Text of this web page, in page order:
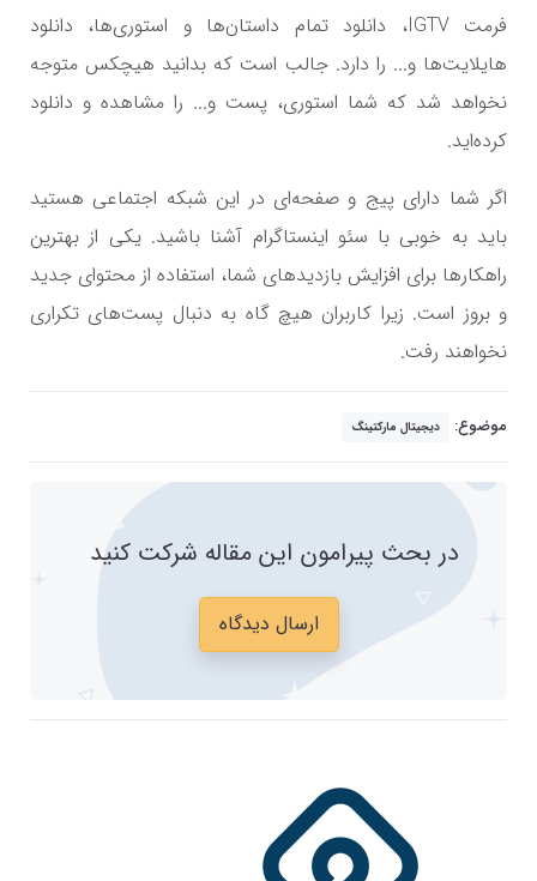
فرمت IGTV، دانلود تمام داستان‌ها و استوری‌ها، دانلود
هایلایت‌ها و... را دارد. جالب است که بدانید هیچکس متوجه
نخواهد شد که شما استوری، پست و... را مشاهده و دانلود
کرده‌اید.
اگر شما دارای پیج و صفحه‌ای در این شبکه اجتماعی هستید
باید به خوبی با سئو اینستاگرام آشنا باشید. یکی از بهترین
راهکار‌ها برای افزایش بازدید‌های شما، استفاده از محتوای جدید
و بروز است. زیرا کاربران هیچ گاه به دنبال پست‌های تکراری
نخواهند رفت.
موضوع: دیجیتال مارکتینگ
در بحث پیرامون این مقاله شرکت کنید
ارسال دیدگاه